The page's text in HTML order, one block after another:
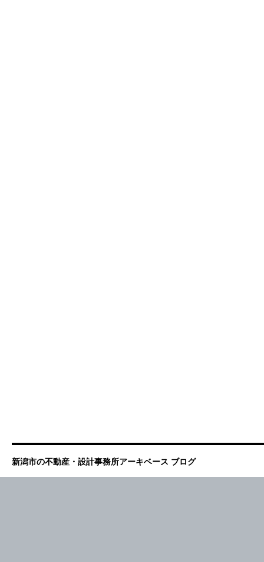
新潟市の不動産・設計事務所アーキベース ブログ